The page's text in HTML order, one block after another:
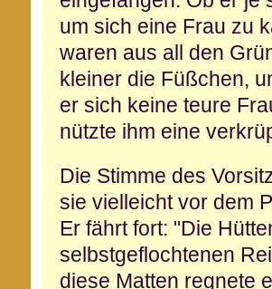
um sich eine Frau zu
waren aus all den
kleiner die Füßchen,
er sich keine teure
nützte ihm eine
Die Stimme des
sie viel­leicht vor dem
Er fährt fort: "Die
selbstgefloch­tenen
diese Matten regnete